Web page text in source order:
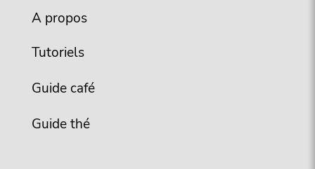
A propos
Tutoriels
Guide café
Guide thé